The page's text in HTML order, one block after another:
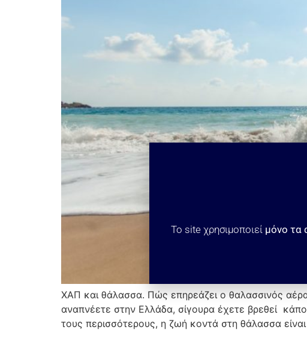
ΧΑΠ και θάλασσα. Πώς επηρεάζει ο θαλασσινός
αναπνέετε στην Ελλάδα, σίγουρα έχετε βρεθεί
τους περισσότερους, η ζωή κοντά στη θάλασσα
Το site χρησιμοποιεί μόνο τα